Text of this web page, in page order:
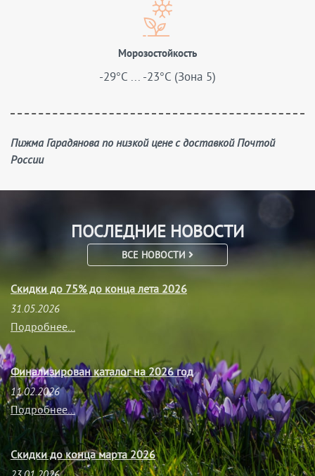
Морозостойкость
-29°C ... -23°C (Зона 5)
Пижма Гарадянова по низкой цене с доставкой Почтой
России
ПОСЛЕДНИЕ НОВОСТИ
ВСЕ НОВОСТИ
Скидки до 75% до конца лета 2026
31.05.2026
Подробнее...
Финализирован каталог на 2026 год
11.02.2026
Подробнее...
Скидки до конца марта 2026